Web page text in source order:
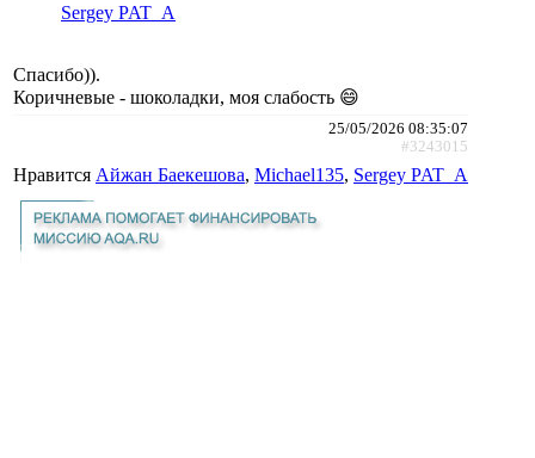
Sergey PAT_A
Спасибо)).
Коричневые - шоколадки, моя слабость 😄
25/05/2026 08:35:07
#3243015
Нравится Айжан Баекешова, Michael135, Sergey PAT_A